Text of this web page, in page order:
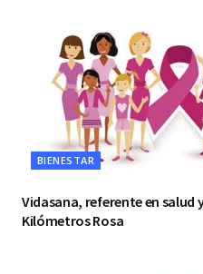
BIENESTAR
Vidasana, referente en salud
Kilómetros Rosa